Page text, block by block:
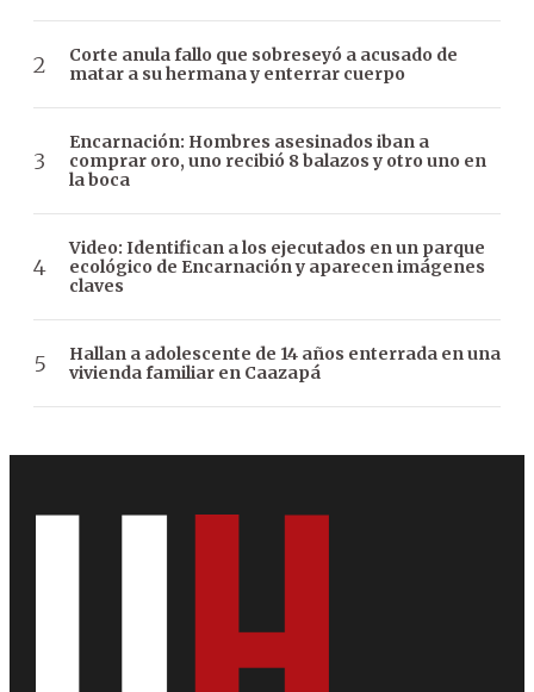
Corte anula fallo que sobreseyó a acusado de
matar a su hermana y enterrar cuerpo
Encarnación: Hombres asesinados iban a
comprar oro, uno recibió 8 balazos y otro uno en
la boca
Video: Identifican a los ejecutados en un parque
ecológico de Encarnación y aparecen imágenes
claves
Hallan a adolescente de 14 años enterrada en una
vivienda familiar en Caazapá